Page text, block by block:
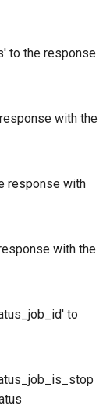
to the response
with the
response with
with the
to